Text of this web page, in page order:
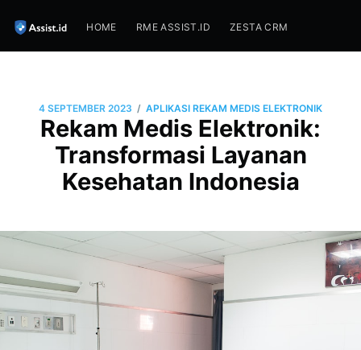
HOME RME ASSIST.ID ZESTA CRM
4 SEPTEMBER 2023 / APLIKASI REKAM MEDIS ELEKTRONIK
Rekam Medis Elektronik:
Transformasi Layanan
Kesehatan Indonesia